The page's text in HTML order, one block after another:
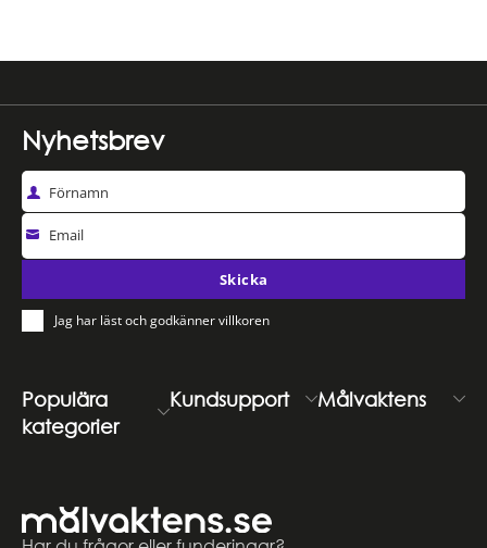
Populära
kategorier
Kundsupport Målvaktens
Nyhetsbrev
Förnamn
Email
Skicka
Jag har läst och godkänner villkoren